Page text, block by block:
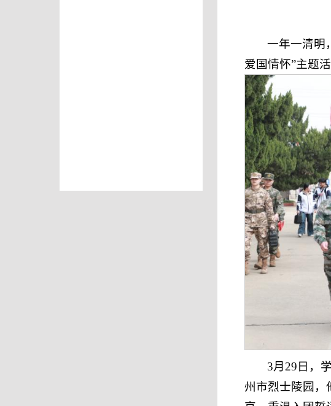
一年一清明
爱国情怀”主题
3月29日，
州市烈士陵园，